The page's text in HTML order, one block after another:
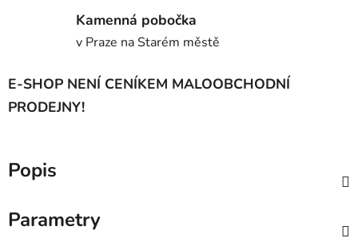
Kamenná pobočka
v Praze na Starém městě
E-SHOP NENÍ CENÍKEM MALOOBCHODNÍ
PRODEJNY!
Popis
Parametry